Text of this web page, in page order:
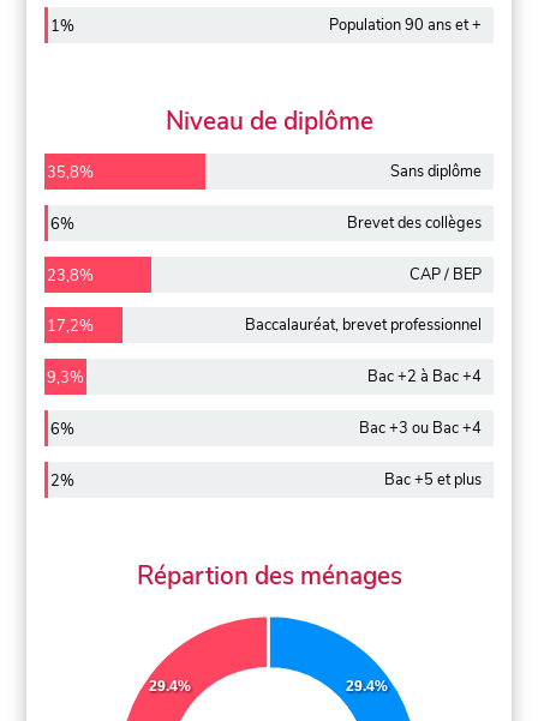
1% Population 90 ans et +
Niveau de diplôme
35,8% Sans diplôme
6% Brevet des collèges
23,8% CAP / BEP
17,2% Baccalauréat, brevet professionnel
9,3% Bac +2 à Bac +4
6% Bac +3 ou Bac +4
2% Bac +5 et plus
Répartion des ménages
29.4%
29.4%